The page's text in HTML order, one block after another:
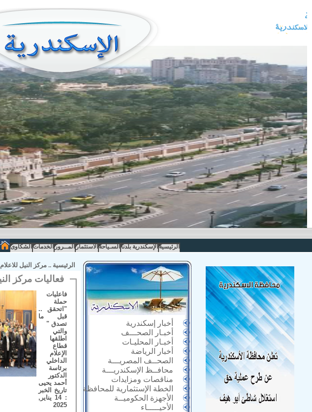
الرئيسية الإسكندرية بلدنا السـياحة الاستثمار المــرور الخدمات الشكاوى
أخبار إسكندرية
أخبـار الصحـــف
أخبـار المحليـات
أخبار الرياضة
الصحــف المصريـــة
محافــظ الإسكندريـــة
مناقصات ومزايدات
الخطة الإستثمارية للمحافظة
الأجهزة الحكوميــة
الأحيـــــاء
الرئيسية .. مركز النيل للاعلام
فعاليات مركز النيل
فاعليات
حملة
"اتحقق ..
قبل ما
تصدق "
والتي
اطلقها
قطاع
الإعلام
الداخلي
برئاسة
الدكتور
أحمد يحيى
تاريخ الخبر
: 14 يناير,
2025